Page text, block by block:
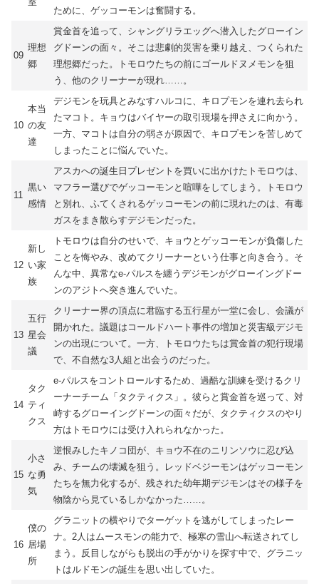
ために、ゲッコーモンは奮闘する。
09
理想
郷
賞金首を追って、シャングリラエッグへ潜入したグローイン
グドーンの面々。そこは悲劇的災害を乗り越え、つくられた
理想郷だった。トモロウたちの前にゴールドヌメモンを狙
う、他のクリーナーが現れ……。
10
本当
の友
達
デジモンを玩具とみなすハルコに、キロプモンを連れ去られ
たマコト。キョウはバイヤーの取引現場を押さえに向かう。
一方、マコトは自分の弱さが原因で、キロプモンを苦しめて
しまったことに悩んでいた。
11
黒い
感情
アスカへの誕生日プレゼントを買いに出かけたトモロウは、
マフラー選びでゲッコーモンと喧嘩をしてしまう。トモロウ
と別れ、ふてくされるゲッコーモンの前に現れたのは、有毒
ガスをまき散らすデジモンだった。
12
新し
い家
族
トモロウは自分のせいで、キョウとゲッコーモンが負傷した
ことを悔やみ、改めてクリーナーという仕事と向き合う。そ
んな中、異常なe-パルスを纏うデジモンがグローイングドー
ンのアジトへ突き進んでいた。
13
五行
星会
議
クリーナー界の頂点に君臨する五行星が一堂に会し、会議が
開かれた。議題はコールドハート事件の増加と災害級デジモ
ンの出現について。一方、トモロウたちは賞金首の犯行現場
で、不自然な3人組と出会うのだった。
14
タク
ティ
クス
e-パルスをコントロールするため、過酷な訓練を受けるクリ
ーナーチーム「タクティクス」。彼らと賞金首を巡って、対
峙するグローイングドーンの面々だが、タクティクスのやり
方はトモロウには受け入れられなかった。
15
小さ
な勇
気
逆恨みしたキノコ団が、キョウ不在のニリンソウに忍び込
み、チームの壊滅を狙う。レッドベジーモンはゲッコーモン
たちを無力化するが、残された幼年期デジモンはその様子を
物陰から見ているしかなかった……。
16
僕の
居場
所
グラニットの横やりでターゲットを逃がしてしまったレー
ナ。2人はムースモンの能力で、極寒の雪山へ転送されてし
まう。反目しながらも脱出の手がかりを探す中で、グラニッ
トはルドモンの誕生を思い出していた。